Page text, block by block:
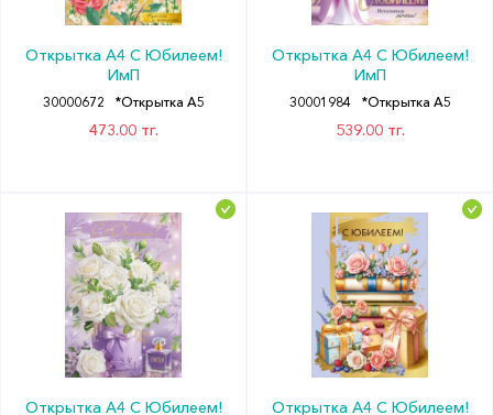
Открытка А4 С Юбилеем!
ИмП
30000672 *Открытка А5
473.00 тг.
Открытка А4 С Юбилеем!
ИмП
30001984 *Открытка А5
539.00 тг.
Открытка А4 С Юбилеем! Открытка А4 С Юбилеем!